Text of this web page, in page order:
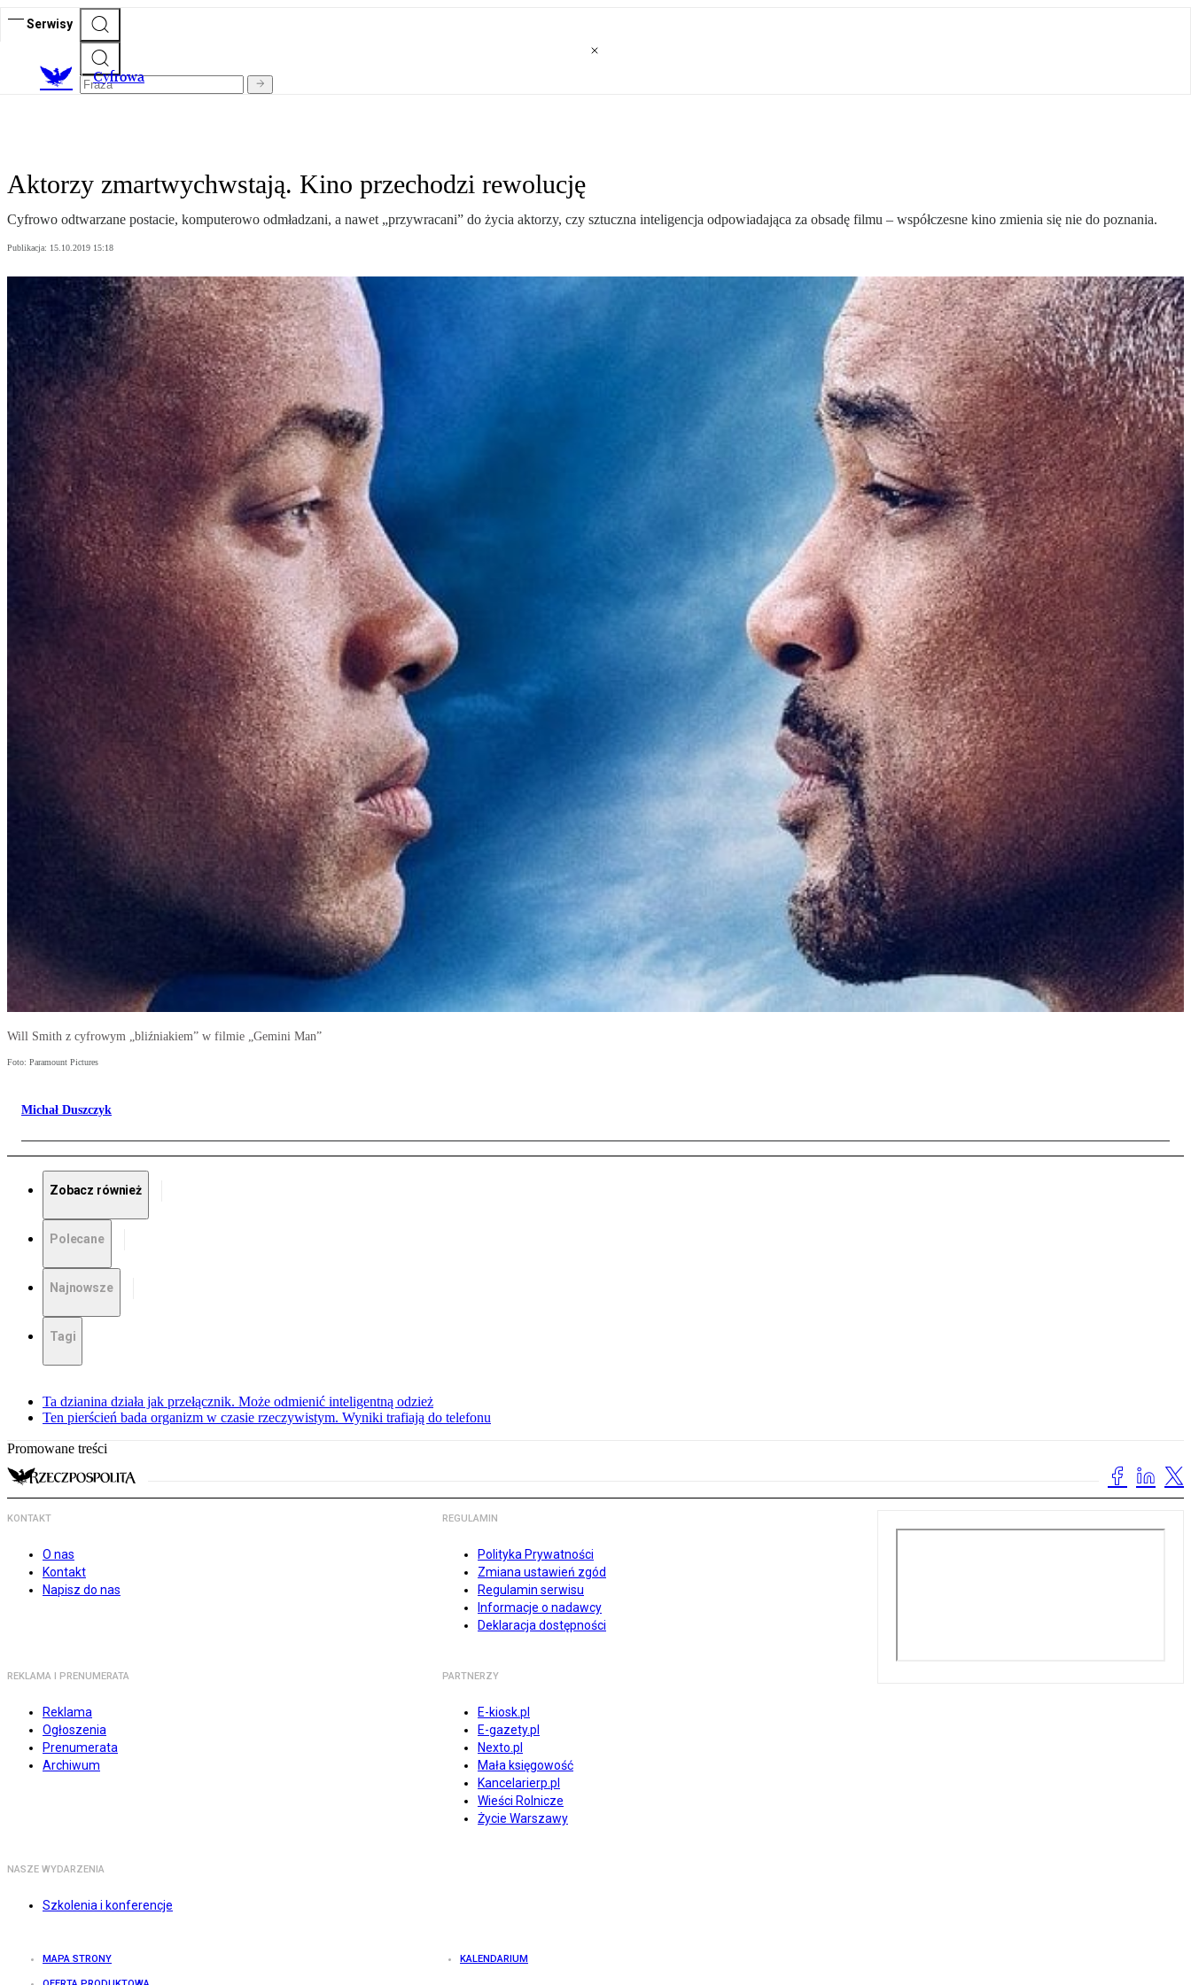
Serwisy
Cyfrowa
Aktorzy zmartwychwstają. Kino przechodzi rewolucję
Cyfrowo odtwarzane postacie, komputerowo odmładzani, a nawet „przywracani” do życia aktorzy, czy sztuczna inteligencja odpowiadająca za obsadę filmu – współczesne kino zmienia się nie do poznania.
Publikacja: 15.10.2019 15:18
Will Smith z cyfrowym „bliźniakiem” w filmie „Gemini Man”
Foto: Paramount Pictures
Michał Duszczyk
Zobacz również
Polecane
Najnowsze
Tagi
Ta dzianina działa jak przełącznik. Może odmienić inteligentną odzież
Ten pierścień bada organizm w czasie rzeczywistym. Wyniki trafiają do telefonu
Promowane treści
KONTAKT
O nas
Kontakt
Napisz do nas
REGULAMIN
Polityka Prywatności
Zmiana ustawień zgód
Regulamin serwisu
Informacje o nadawcy
Deklaracja dostępności
REKLAMA I PRENUMERATA
Reklama
Ogłoszenia
Prenumerata
Archiwum
PARTNERZY
E-kiosk.pl
E-gazety.pl
Nexto.pl
Mała księgowość
Kancelarierp.pl
Wieści Rolnicze
Życie Warszawy
NASZE WYDARZENIA
Szkolenia i konferencje
MAPA STRONY KALENDARIUM